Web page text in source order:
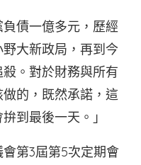
債一億多元，歷經
大新政局，再到今
。對於財務與所有
的，既然承諾，這
到最後一天。」
第3屆第5次定期會